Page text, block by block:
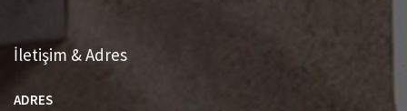
İletişim & Adres
ADRES